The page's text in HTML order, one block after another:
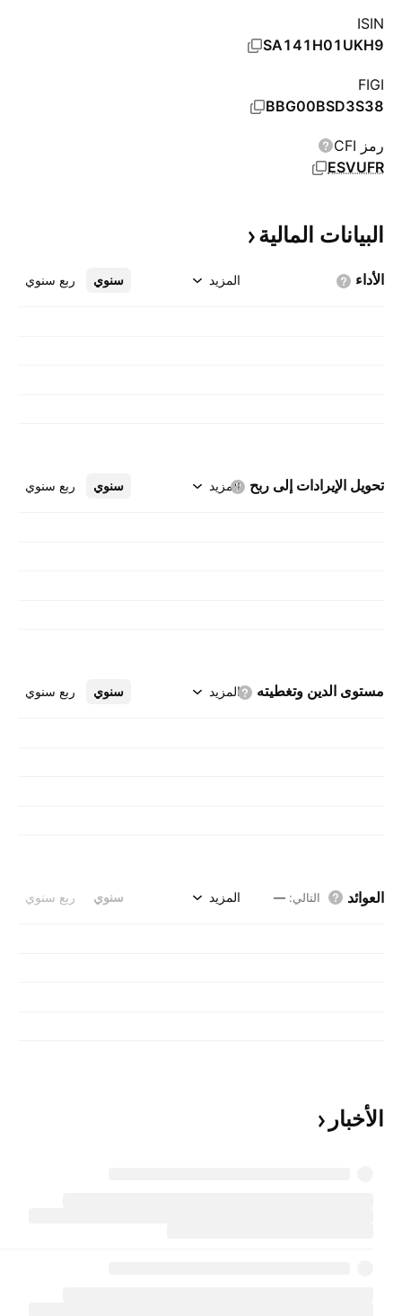
ISIN
SA141H01UKH9
FIGI
BBG00BSD3S38
رمز CFI
ESVUFR
البيانات المالية
الأداء سنوي ربع سنوي المزيد
تحويل الإيرادات إلى ربح سنوي ربع سنوي المزيد
مستوى الدين وتغطيته سنوي ربع سنوي المزيد
العوائد التالي:
— سنوي ربع سنوي المزيد
الأخبار